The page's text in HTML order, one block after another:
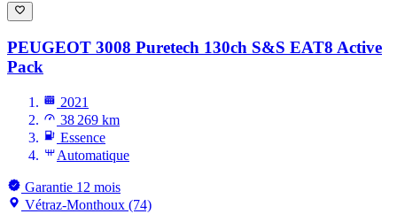
PEUGEOT 3008 Puretech 130ch S&S EAT8 Active
Pack
2021
38 269 km
Essence
Automatique
Garantie 12 mois
Vétraz-Monthoux (74)